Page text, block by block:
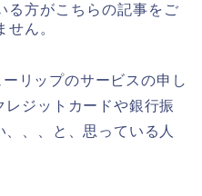
る方がこちらの記事をご
ん。
リップのサービスの申し
ジットカードや銀行振
、、と、思っている人